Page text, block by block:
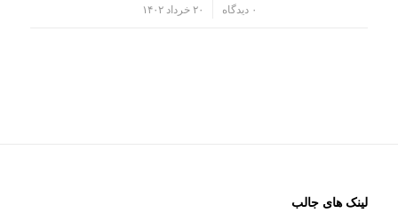
۰ دیدگاه ۲۰ خرداد ۱۴۰۲
لینک های جالب